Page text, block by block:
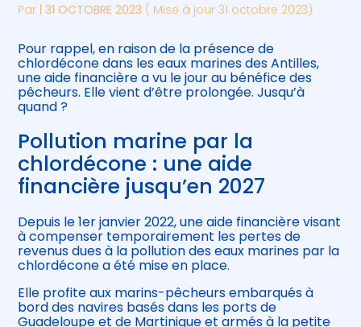
Être prêt pour la facturation
électronique
Par |31 OCTOBRE 2023 ( Mise à jour 31 octobre 2023)
Pour rappel, en raison de la présence de
chlordécone dans les eaux marines des Antilles,
une aide financière a vu le jour au bénéfice des
pêcheurs. Elle vient d’être prolongée. Jusqu’à
quand ?
Pollution marine par la
chlordécone : une aide
financière jusqu’en 2027
Depuis le 1er janvier 2022, une aide financière visant
à compenser temporairement les pertes de
revenus dues à la pollution des eaux marines par la
chlordécone a été mise en place.
Elle profite aux marins-pêcheurs embarqués à
bord des navires basés dans les ports de
Guadeloupe et de Martinique et armés à la petite